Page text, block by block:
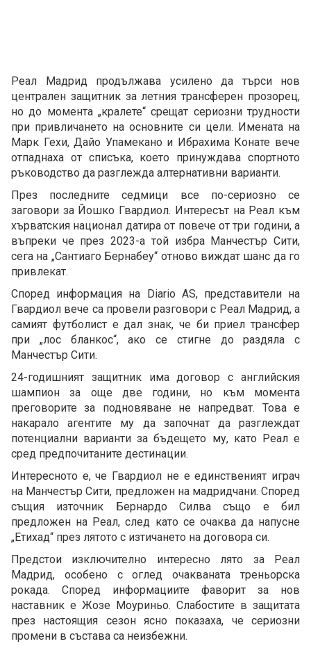
Реал Мадрид продължава усилено да търси нов
централен защитник за летния трансферен прозорец,
но до момента „кралете“ срещат сериозни трудности
при привличането на основните си цели. Имената на
Марк Гехи, Дайо Упамекано и Ибрахима Конате вече
отпаднаха от списъка, което принуждава спортното
ръководство да разглежда алтернативни варианти.
През последните седмици все по-сериозно се
заговори за Йошко Гвардиол. Интересът на Реал към
хърватския национал датира от повече от три години, а
въпреки че през 2023-а той избра Манчестър Сити,
сега на „Сантиаго Бернабеу“ отново виждат шанс да го
привлекат.
Според информация на Diario AS, представители на
Гвардиол вече са провели разговори с Реал Мадрид, а
самият футболист е дал знак, че би приел трансфер
при „лос бланкос“, ако се стигне до раздяла с
Манчестър Сити.
24-годишният защитник има договор с английския
шампион за още две години, но към момента
преговорите за подновяване не напредват. Това е
накарало агентите му да започнат да разглеждат
потенциални варианти за бъдещето му, като Реал е
сред предпочитаните дестинации.
Интересното е, че Гвардиол не е единственият играч
на Манчестър Сити, предложен на мадридчани. Според
същия източник Бернардо Силва също е бил
предложен на Реал, след като се очаква да напусне
„Етихад“ през лятото с изтичането на договора си.
Предстои изключително интересно лято за Реал
Мадрид, особено с оглед очакваната треньорска
рокада. Според информациите фаворит за нов
наставник е Жозе Моуриньо. Слабостите в защитата
през настоящия сезон ясно показаха, че сериозни
промени в състава са неизбежни.